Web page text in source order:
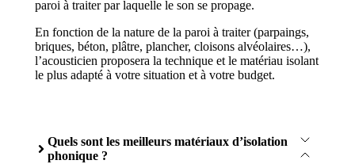
paroi à traiter par laquelle le son se propage.
En fonction de la nature de la paroi à traiter (parpaings,
briques, béton, plâtre, plancher, cloisons alvéolaires…),
l’acousticien proposera la technique et le matériau isolant
le plus adapté à votre situation et à votre budget.
Quels sont les meilleurs matériaux d’isolation
phonique ?